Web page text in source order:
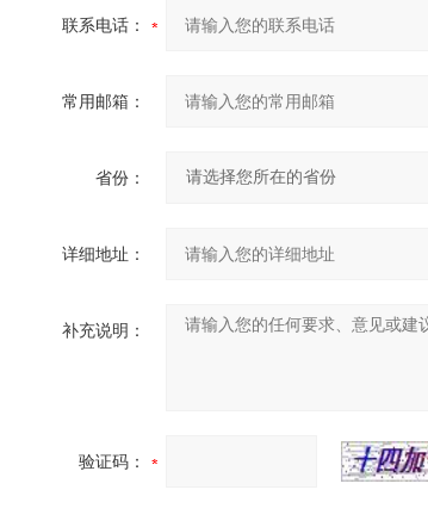
联系电话：
常用邮箱：
省份：
详细地址：
补充说明：
验证码：